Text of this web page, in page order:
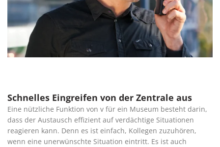
Schnelles Eingreifen von der Zentrale aus
Eine nützliche Funktion von v für ein Museum besteht darin,
dass der Austausch effizient auf verdächtige Situationen
reagieren kann. Denn es ist einfach, Kollegen zuzuhören,
wenn eine unerwünschte Situation eintritt. Es ist auch